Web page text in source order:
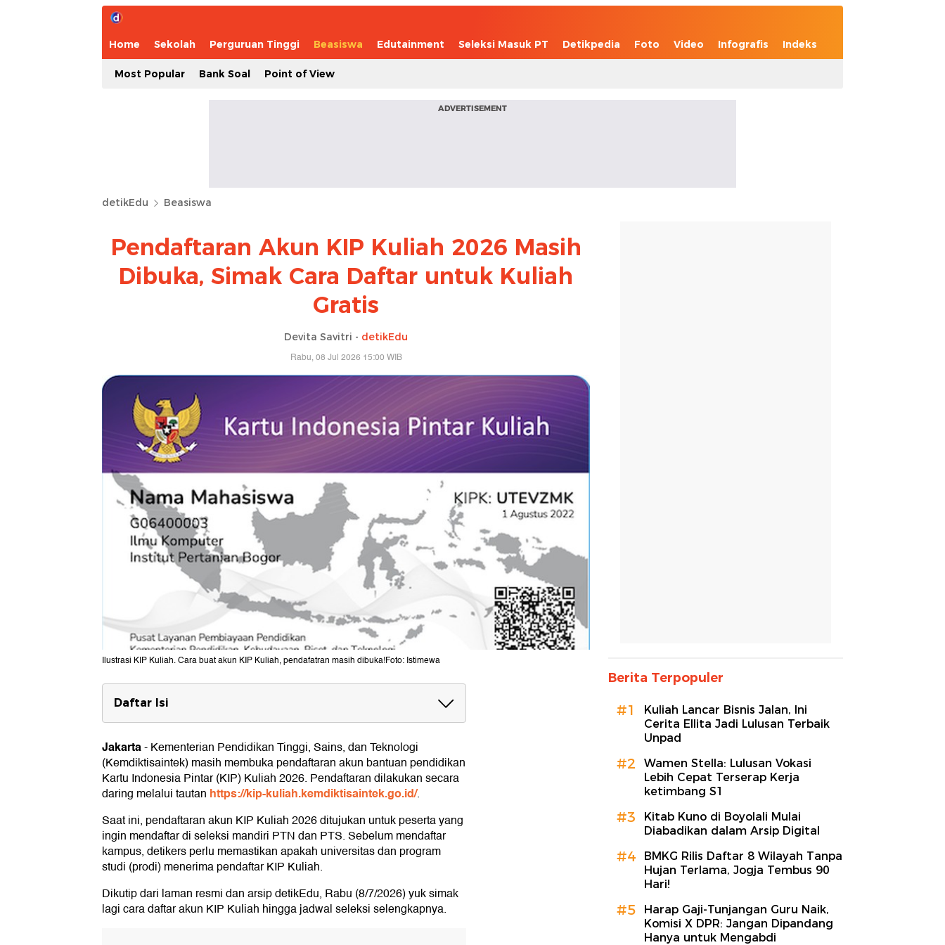
Home Sekolah Perguruan Tinggi Beasiswa Edutainment Seleksi Masuk PT Detikpedia Foto Video Infografis Indeks
Most Popular Bank Soal Point of View
ADVERTISEMENT
detikEdu Beasiswa
Pendaftaran Akun KIP Kuliah 2026 Masih
Dibuka, Simak Cara Daftar untuk Kuliah
Gratis
Devita Savitri - detikEdu
Rabu, 08 Jul 2026 15:00 WIB
Ilustrasi KIP Kuliah. Cara buat akun KIP Kuliah, pendafatran masih dibuka!Foto: Istimewa
Daftar Isi
Cara Daftar Akun KIP Kuliah
Cara Daftar KIP Kuliah 2026
Cara Lihat Kampus dan Prodi Penerima KIP Kuliah
Jadwal KIP Kuliah 2026
Jakarta-Kementerian Pendidikan Tinggi, Sains, dan Teknologi
(Kemdiktisaintek) masih membuka pendaftaran akun bantuan pendidikan
Kartu Indonesia Pintar (KIP) Kuliah 2026. Pendaftaran dilakukan secara
daring melalui tautan https://kip-kuliah.kemdiktisaintek.go.id/.
Saat ini, pendaftaran akun KIP Kuliah 2026 ditujukan untuk peserta yang
ingin mendaftar di seleksi mandiri PTN dan PTS. Sebelum mendaftar
kampus, detikers perlu memastikan apakah universitas dan program
studi (prodi) menerima pendaftar KIP Kuliah.
Dikutip dari laman resmi dan arsip detikEdu, Rabu (8/7/2026) yuk simak
lagi cara daftar akun KIP Kuliah hingga jadwal seleksi selengkapnya.
Berita Terpopuler
#1
Kuliah Lancar Bisnis Jalan, Ini
Cerita Ellita Jadi Lulusan Terbaik
Unpad
#2
Wamen Stella: Lulusan Vokasi
Lebih Cepat Terserap Kerja
ketimbang S1
#3
Kitab Kuno di Boyolali Mulai
Diabadikan dalam Arsip Digital
#4
BMKG Rilis Daftar 8 Wilayah Tanpa
Hujan Terlama, Jogja Tembus 90
Hari!
#5
Harap Gaji-Tunjangan Guru Naik,
Komisi X DPR: Jangan Dipandang
Hanya untuk Mengabdi